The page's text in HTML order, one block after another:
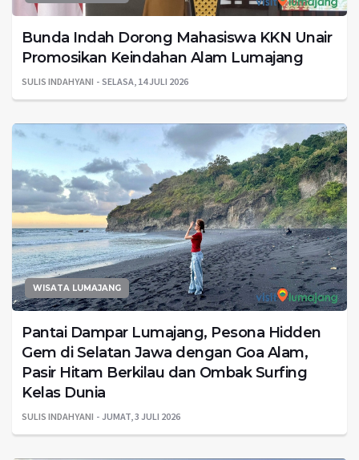
Bunda Indah Dorong Mahasiswa KKN Unair
Promosikan Keindahan Alam Lumajang
SULIS INDAHYANI SELASA, 14 JULI 2026
WISATA LUMAJANG
Pantai Dampar Lumajang, Pesona Hidden
Gem di Selatan Jawa dengan Goa Alam,
Pasir Hitam Berkilau dan Ombak Surfing
Kelas Dunia
SULIS INDAHYANI JUMAT, 3 JULI 2026